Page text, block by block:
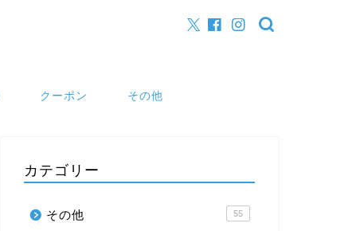
クーポン その他
カテゴリー
その他 55